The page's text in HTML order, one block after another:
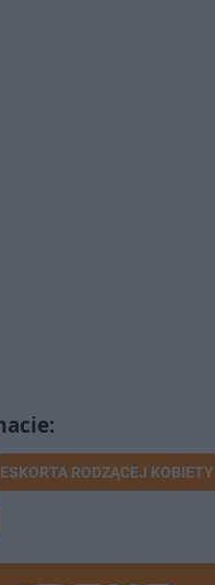
ESKORTA RODZĄCEJ KOBIETY